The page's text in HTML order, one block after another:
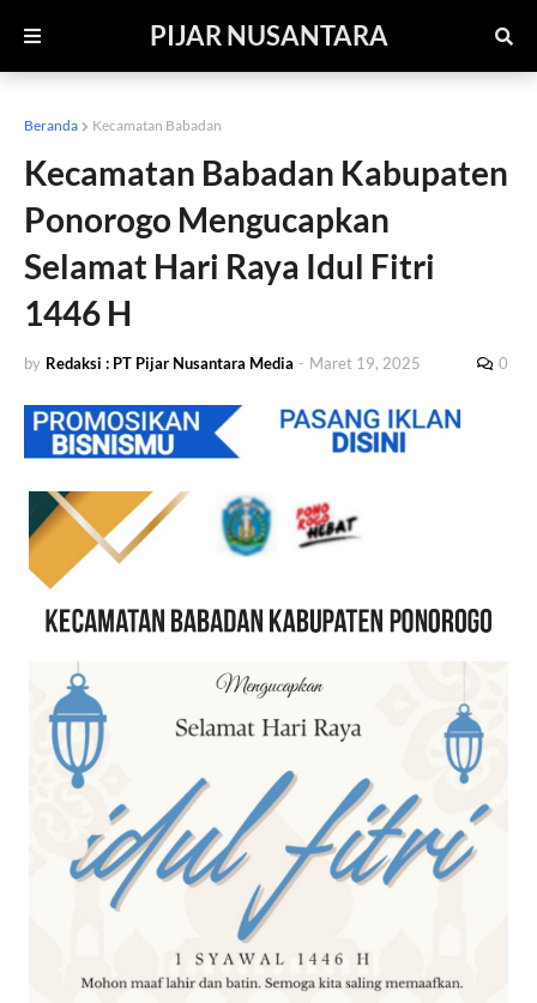
PIJAR NUSANTARA
Beranda Kecamatan Babadan
Kecamatan Babadan Kabupaten
Ponorogo Mengucapkan
Selamat Hari Raya Idul Fitri
1446 H
by Redaksi : PT Pijar Nusantara Media - Maret 19, 2025 0